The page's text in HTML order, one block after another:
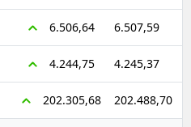
Niğde
Rize
Sakarya
6.506,64 6.507,59
4.244,75 4.245,37
202.305,68 202.488,70